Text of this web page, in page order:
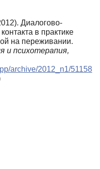
Диалогово-
в практике
на переживании.
и психотерапия,
archive/2012_n1/51158